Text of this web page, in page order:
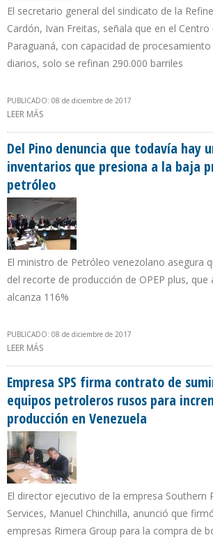
El secretario general del sindicato de la
Cardón, Ivan Freitas, señala que en el Centro
Paraguaná, con capacidad de
diarios, solo se refinan 290.000 barriles
PUBLICADO: 08 de diciembre de 2017
LEER MÁS
Del Pino denuncia que todavía hay
inventarios que presiona a la baja
petróleo
El ministro de Petróleo venezolano asegura
del recorte de producción de OPEP plus, que
alcanza 116%
PUBLICADO: 08 de diciembre de 2017
LEER MÁS
Empresa SPS firma contrato de
equipos petroleros rusos para
producción en Venezuela
El director ejecutivo de la empresa Southern
Services, Manuel Chinchilla, anunció que
empresas Rimera Group para la compra de